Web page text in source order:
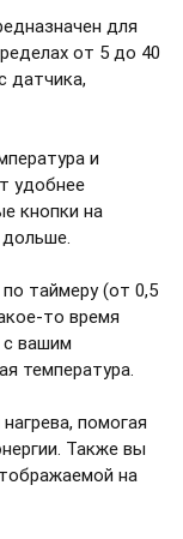
для
от 5 до 40
датчика,
и
удобнее
кнопки на
дольше.
таймеру (от 0,5
то время
с вашим
температура.
помогая
Также вы
на